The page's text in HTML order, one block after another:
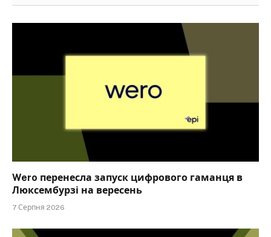
Wero перенесла запуск цифрового гаманця в
Люксембурзі на вересень
7 Серпня 2026